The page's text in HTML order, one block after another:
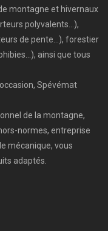
montagne et hivernaux
polyvalents…),
de pente…), forestier
ainsi que tous
Spévémat
de la montagne,
normes, entreprise
mécanique, vous
adaptés.